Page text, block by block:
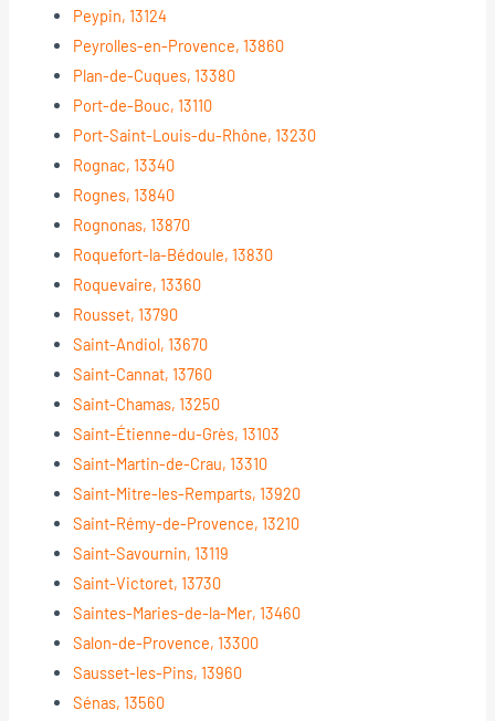
Peypin, 13124
Peyrolles-en-Provence, 13860
Plan-de-Cuques, 13380
Port-de-Bouc, 13110
Port-Saint-Louis-du-Rhône, 13230
Rognac, 13340
Rognes, 13840
Rognonas, 13870
Roquefort-la-Bédoule, 13830
Roquevaire, 13360
Rousset, 13790
Saint-Andiol, 13670
Saint-Cannat, 13760
Saint-Chamas, 13250
Saint-Étienne-du-Grès, 13103
Saint-Martin-de-Crau, 13310
Saint-Mitre-les-Remparts, 13920
Saint-Rémy-de-Provence, 13210
Saint-Savournin, 13119
Saint-Victoret, 13730
Saintes-Maries-de-la-Mer, 13460
Salon-de-Provence, 13300
Sausset-les-Pins, 13960
Sénas, 13560